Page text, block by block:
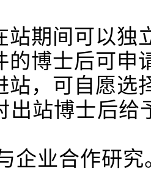
站期间可以独
的博士后可申
站，可自愿选
出站博士后给
企业合作研究